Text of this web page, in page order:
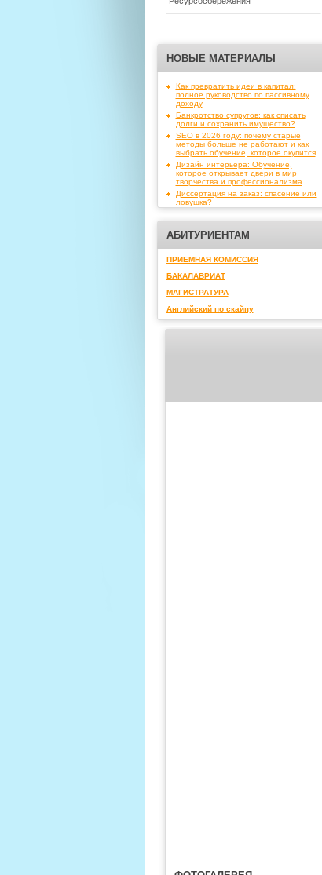
НОВЫЕ МАТЕРИАЛЫ
Как превратить идеи в капитал:
полное руководство по пассивному
доходу
Банкротство супругов: как списать
долги и сохранить имущество?
SEO в 2026 году: почему старые
методы больше не работают и как
выбрать обучение, которое окупится
Дизайн интерьера: Обучение,
которое открывает двери в мир
творчества и профессионализма
Диссертация на заказ: спасение или
ловушка?
АБИТУРИЕНТАМ
ПРИЕМНАЯ КОМИССИЯ
БАКАЛАВРИАТ
МАГИСТРАТУРА
Английский по скайпу